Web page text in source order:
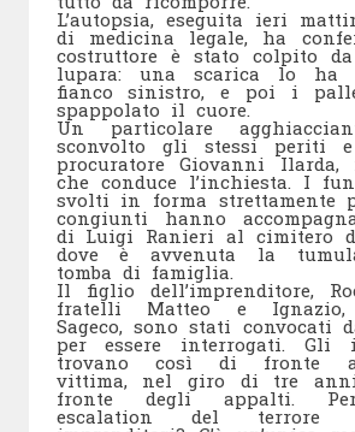
L’autopsia, eseguita ieri
di medicina legale, ha
costruttore è stato colpito
lupara: una scarica lo ha
fianco sinistro, e poi i
spappolato il cuore.
Un particolare
sconvolto gli stessi periti
procuratore Giovanni
che conduce l’inchiesta. I
svolti in forma strettamente
congiunti hanno
di Luigi Ranieri al cimitero di
dove è avvenuta la
tomba di famiglia.
Il figlio dell’imprenditore,
fratelli Matteo e
Sageco, sono stati convocati
per essere interrogati. Gli
trovano così di fronte
vittima, nel giro di tre
fronte degli appalti.
escalation del terrore